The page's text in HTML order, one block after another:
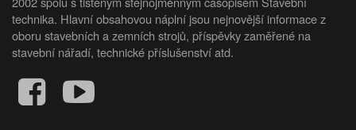
technika. Hlavní obsahovou náplní jsou nejnovější informace z
oboru stavebních a zemních strojů, příspěvky zaměřené na
stavební nářadí, technické příslušenství atd.